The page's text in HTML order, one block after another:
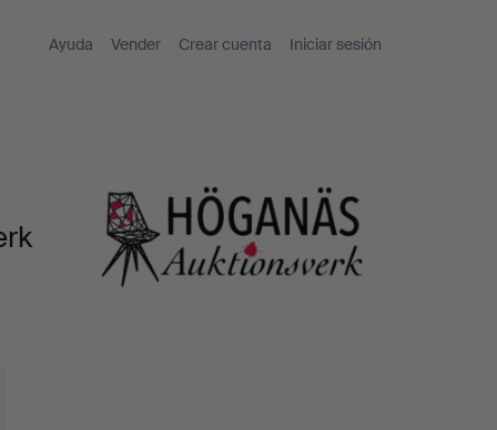
Ayuda Vender Crear cuenta Iniciar sesión